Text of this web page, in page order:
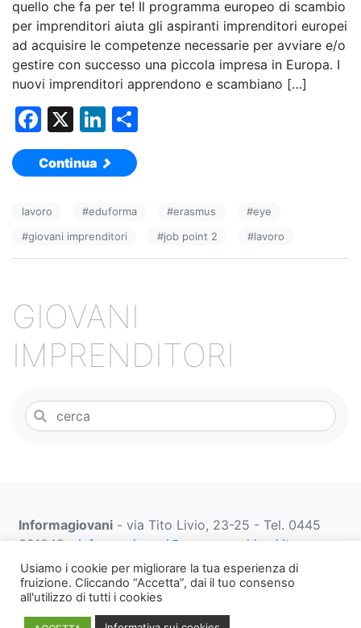
quello che fa per te! Il programma europeo di scambio
per imprenditori aiuta gli aspiranti imprenditori europei
ad acquisire le competenze necessarie per avviare e/o
gestire con successo una piccola impresa in Europa. I
nuovi imprenditori apprendono e scambiano […]
F
a
c
b
o
k
X
Li
n
k
dI
n
di
Continua
lavoro #eduforma #erasmus #eye
#giovani imprenditori #job point 2 #lavoro
GIOVANI
IMPRENDITORI
Informagiovani - via Tito Livio, 23-25 - Tel. 0445
691249 - informagiovani@comune.schio.vi.it
prenotazionifaberbox@comune.schio.vi.it0445 691
452 dal lunedì al venerdì dalle 13:00 alle 18:00
Note WEB PRIVACY E
Usiamo i cookie per migliorare la tua esperienza di
fruizione. Cliccando “Accetta”, dai il tuo consenso
all'utilizzo di tutti i cookies